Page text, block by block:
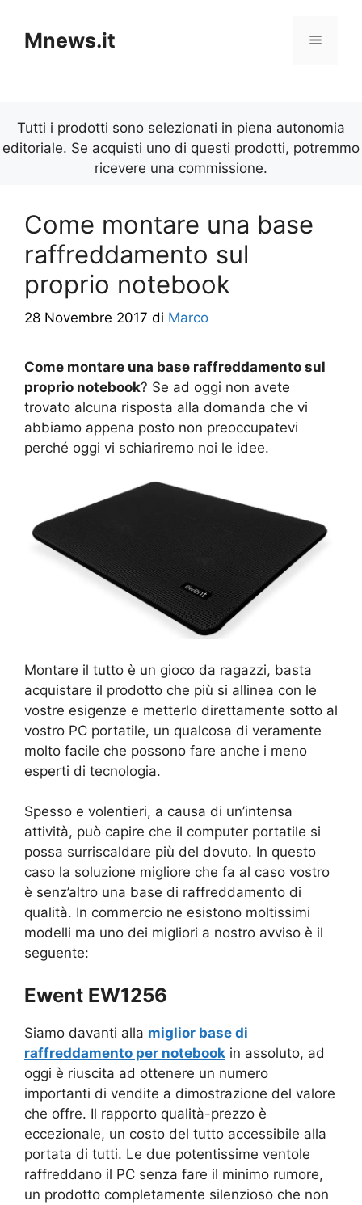
contenuto
Mnews.it Menu
Tutti i prodotti sono selezionati in piena autonomia
editoriale. Se acquisti uno di questi prodotti, potremmo
ricevere una commissione.
Come montare una base
raffreddamento sul
proprio notebook
28 Novembre 2017 di Marco
Come montare una base raffreddamento sul
proprio notebook? Se ad oggi non avete
trovato alcuna risposta alla domanda che vi
abbiamo appena posto non preoccupatevi
perché oggi vi schiariremo noi le idee.
Montare il tutto è un gioco da ragazzi, basta
acquistare il prodotto che più si allinea con le
vostre esigenze e metterlo direttamente sotto al
vostro PC portatile, un qualcosa di veramente
molto facile che possono fare anche i meno
esperti di tecnologia.
Spesso e volentieri, a causa di un’intensa
attività, può capire che il computer portatile si
possa surriscaldare più del dovuto. In questo
caso la soluzione migliore che fa al caso vostro
è senz’altro una base di raffreddamento di
qualità. In commercio ne esistono moltissimi
modelli ma uno dei migliori a nostro avviso è il
seguente:
Ewent EW1256
Siamo davanti alla miglior base di
raffreddamento per notebook in assoluto, ad
oggi è riuscita ad ottenere un numero
importanti di vendite a dimostrazione del valore
che offre. Il rapporto qualità-prezzo è
eccezionale, un costo del tutto accessibile alla
portata di tutti. Le due potentissime ventole
raffreddano il PC senza fare il minimo rumore,
un prodotto completamente silenzioso che non